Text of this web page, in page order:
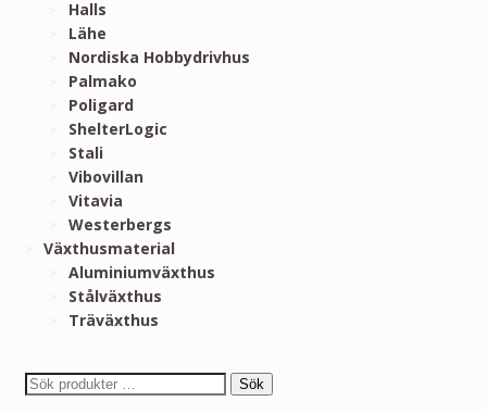
Halls
Lähe
Nordiska Hobbydrivhus
Palmako
Poligard
ShelterLogic
Stali
Vibovillan
Vitavia
Westerbergs
Växthusmaterial
Aluminiumväxthus
Stålväxthus
Träväxthus
Sök